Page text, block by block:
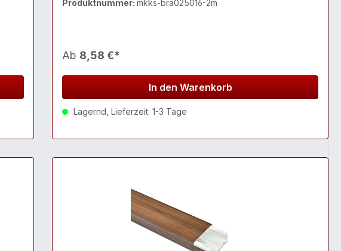
Produktnummer: mkks-bra025016-2m
Ab 8,58 €*
In den Warenkorb
Lagernd, Lieferzeit: 1-3 Tage